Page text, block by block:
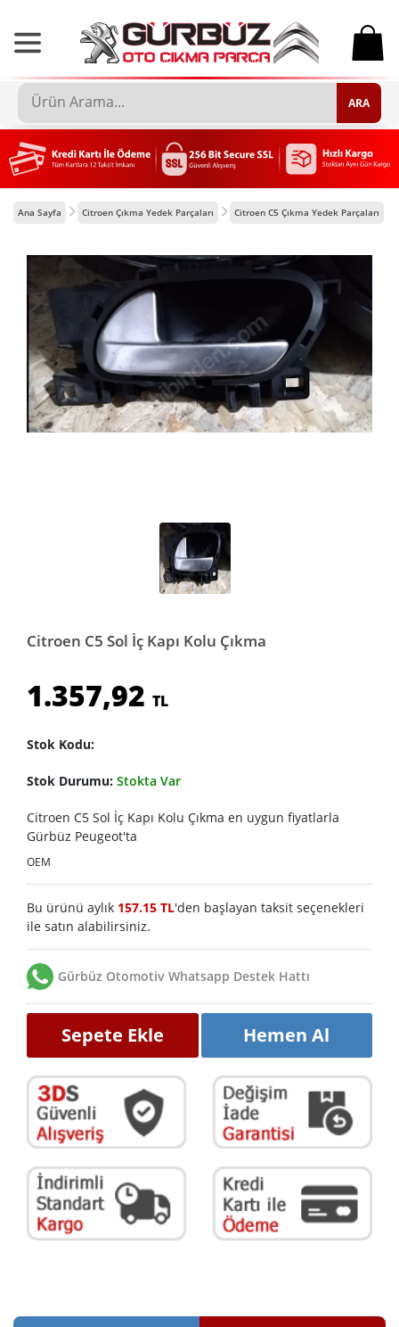
0
ARA
Ana Sayfa Citroen Çıkma Yedek Parçaları Citroen C5 Çıkma Yedek Parçaları
Citroen C5 Sol İç Kapı Kolu Çıkma
1.357,92 TL
Stok Kodu:
Stok Durumu: Stokta Var
Citroen C5 Sol İç Kapı Kolu Çıkma en uygun fiyatlarla
Gürbüz Peugeot'ta
OEM
Bu ürünü aylık 157.15 TL'den başlayan taksit seçenekleri
ile satın alabilirsiniz.
Gürbüz Otomotiv Whatsapp Destek Hattı
Sepete Ekle Hemen Al